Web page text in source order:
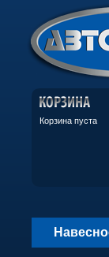
Корзина пуста